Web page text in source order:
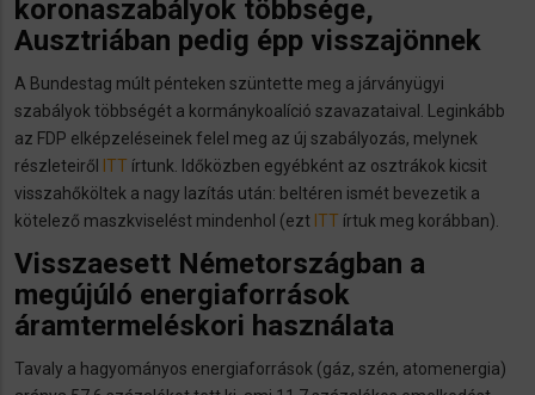
koronaszabályok többsége,
Ausztriában pedig épp visszajönnek
A Bundestag múlt pénteken szüntette meg a járványügyi
szabályok többségét a kormánykoalíció szavazataival. Leginkább
az FDP elképzeléseinek felel meg az új szabályozás, melynek
részleteiről
ITT írtunk. Időközben egyébként az osztrákok kicsit
visszahőköltek a nagy lazítás után: beltéren ismét bevezetik a
kötelező maszkviselést mindenhol (ezt ITT írtuk meg korábban).
Visszaesett Németországban a
megújúló energiaforrások
áramtermeléskori használata
Tavaly a hagyományos energiaforrások (gáz, szén, atomenergia)